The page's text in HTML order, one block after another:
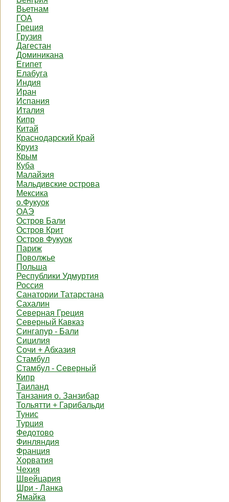
Вьетнам
ГОА
Греция
Грузия
Дагестан
Доминикана
Египет
Елабуга
Индия
Иран
Испания
Италия
Кипр
Китай
Краснодарский Край
Круиз
Крым
Куба
Малайзия
Мальдивские острова
Мексика
о.Фукуок
ОАЭ
Остров Бали
Остров Крит
Остров Фукуок
Париж
Поволжье
Польша
Республики Удмуртия
Россия
Санатории Татарстана
Сахалин
Северная Греция
Северный Кавказ
Сингапур - Бали
Сицилия
Сочи + Абхазия
Стамбул
Стамбул - Северный
Кипр
Таиланд
Танзания о. Занзибар
Тольятти + Гарибальди
Тунис
Турция
Федотово
Финляндия
Франция
Хорватия
Чехия
Швейцария
Шри - Ланка
Ямайка